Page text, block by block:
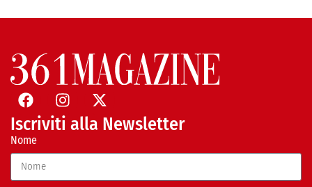
Iscriviti alla Newsletter
Nome